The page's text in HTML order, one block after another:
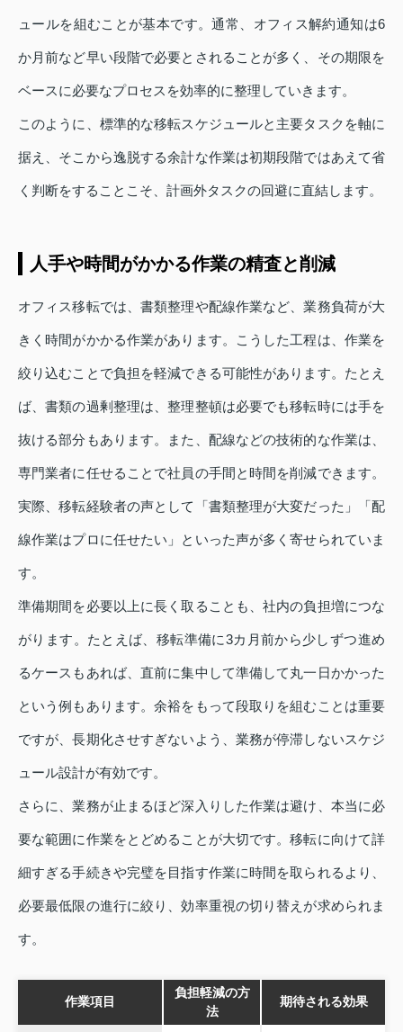
ュールを組むことが基本です。通常、オフィス解約通知は6
か月前など早い段階で必要とされることが多く、その期限を
ベースに必要なプロセスを効率的に整理していきます。
このように、標準的な移転スケジュールと主要タスクを軸に
据え、そこから逸脱する余計な作業は初期段階ではあえて省
く判断をすることこそ、計画外タスクの回避に直結します。
人手や時間がかかる作業の精査と削減
オフィス移転では、書類整理や配線作業など、業務負荷が大
きく時間がかかる作業があります。こうした工程は、作業を
絞り込むことで負担を軽減できる可能性があります。たとえ
ば、書類の過剰整理は、整理整頓は必要でも移転時には手を
抜ける部分もあります。また、配線などの技術的な作業は、
専門業者に任せることで社員の手間と時間を削減できます。
実際、移転経験者の声として「書類整理が大変だった」「配
線作業はプロに任せたい」といった声が多く寄せられていま
す。
準備期間を必要以上に長く取ることも、社内の負担増につな
がります。たとえば、移転準備に3カ月前から少しずつ進め
るケースもあれば、直前に集中して準備して丸一日かかった
という例もあります。余裕をもって段取りを組むことは重要
ですが、長期化させすぎないよう、業務が停滞しないスケジ
ュール設計が有効です。
さらに、業務が止まるほど深入りした作業は避け、本当に必
要な範囲に作業をとどめることが大切です。移転に向けて詳
細すぎる手続きや完璧を目指す作業に時間を取られるより、
必要最低限の進行に絞り、効率重視の切り替えが求められま
す。
作業項目
負担軽減の方
法
期待される効果